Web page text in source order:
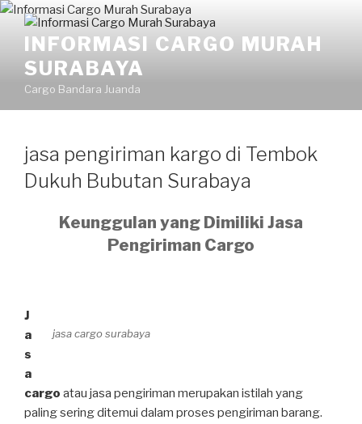
INFORMASI CARGO MURAH
SURABAYA
Cargo Bandara Juanda
jasa pengiriman kargo di Tembok
Dukuh Bubutan Surabaya
Keunggulan yang Dimiliki Jasa
Pengiriman Cargo
jasa cargo surabaya
J
a
s
a
cargo atau jasa pengiriman merupakan istilah yang
paling sering ditemui dalam proses pengiriman barang.